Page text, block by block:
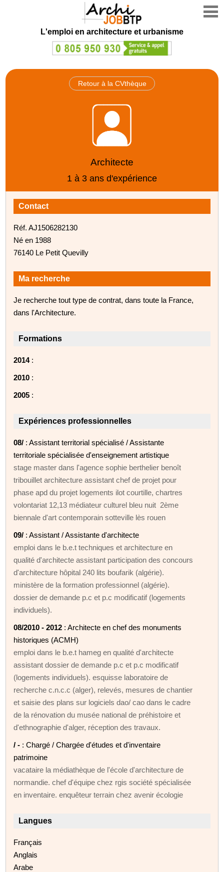
L'emploi en architecture et urbanisme
Retour à la CVthèque
Architecte
1 à 3 ans d'expérience
Contact
Réf. AJ1506282130
Né en 1988
76140 Le Petit Quevilly
Ma recherche
Je recherche tout type de contrat, dans toute la France,
dans l'Architecture.
Formations
2014:
2010 :
2005 :
Expériences professionnelles
08/ : Assistant territorial spécialisé / Assistante
territoriale spécialisée d'enseignement artistique
stage master dans l'agence sophie berthelier benoît
tribouillet architecture assistant chef de projet pour
phase apd du projet logements ilot courtille, chartres
volontariat 12,13 médiateur culturel bleu nuit 2ème
biennale d'art contemporain sotteville lès rouen
09/ : Assistant / Assistante d'architecte
emploi dans le b.e.t techniques et architecture en
qualité d'architecte assistant participation des concours
d'architecture hôpital 240 lits boufarik (algérie).
ministère de la formation professionnel (algérie).
dossier de demande p.c et p.c modificatif (logements
individuels).
08/2010 - 2012 : Architecte en chef des monuments
historiques (ACMH)
emploi dans le b.e.t hameg en qualité d'architecte
assistant dossier de demande p.c et p.c modificatif
(logements individuels). esquisse laboratoire de
recherche c.n.c.c (alger), relevés, mesures de chantier
et saisie des plans sur logiciels dao/ cao dans le cadre
de la rénovation du musée national de préhistoire et
d'ethnographie d'alger, réception des travaux.
/ - : Chargé / Chargée d'études et d'inventaire
patrimoine
vacataire la médiathèque de l'école d'architecture de
normandie. chef d'équipe chez rgis société spécialisée
en inventaire. enquêteur terrain chez avenir écologie
Langues
Français
Anglais
Arabe